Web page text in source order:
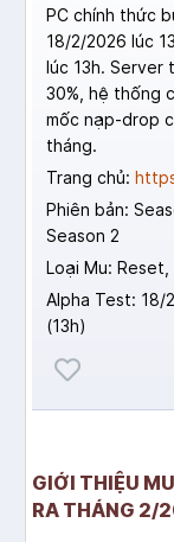
PC chính thức
18/2/2026 lúc
lúc 13h. Server
30%, hệ thống
mốc nạp-drop
tháng.
Trang chủ:
Phiên bản:
Season 2
Loại Mu:
Alpha Test: 18/
(13h)
GIỚI THIỆU
RA THÁNG 2/